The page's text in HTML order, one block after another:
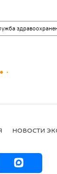
НОВОСТИ